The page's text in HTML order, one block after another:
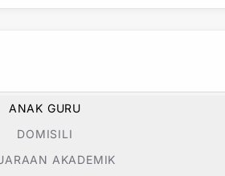
ANAK GURU
DOMISILI
AKADEMIK